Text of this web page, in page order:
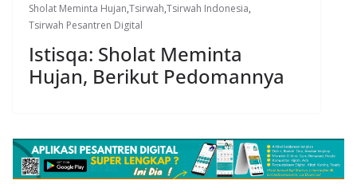
Sholat Meminta Hujan,Tsirwah,Tsirwah Indonesia,
Tsirwah Pesantren Digital
Istisqa: Sholat Meminta
Hujan, Berikut Pedomannya